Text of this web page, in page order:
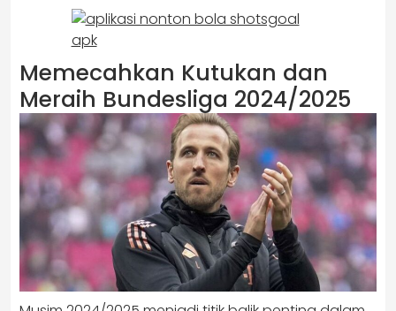
Memecahkan Kutukan dan
Meraih Bundesliga 2024/2025